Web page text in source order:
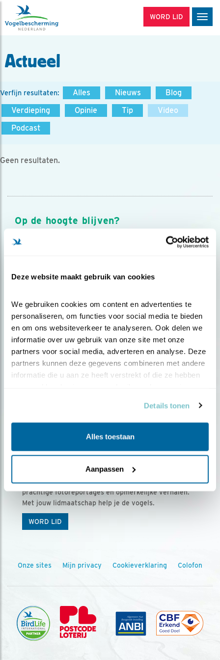
Deze website maakt gebruik van cookies
We gebruiken cookies om content en advertenties te
personaliseren, om functies voor social media te bieden
en om ons websiteverkeer te analyseren. Ook delen we
informatie over uw gebruik van onze site met onze
partners voor social media, adverteren en analyse. Deze
partners kunnen deze gegevens combineren met andere
informatie die u aan ze heeft verstrekt of die ze hebben
Details tonen
Alles toestaan
Aanpassen
WORD LID
Actueel
Verfijn resultaten: Alles Nieuws
Blog
Verdieping
Opinie Tip
Video
Podcast
Geen resultaten.
Op de hoogte blijven?
Meld je aan en ontvang nieuws, inspiratie, acties en tips
over vogels en activiteiten van Vogelbescherming.
Ontvang 5 x Vogels voor € 36,00 per jaar
Vogels is het tijdschrift voor onze leden, met
prachtige fotoreportages en opmerkelijke verhalen.
Met jouw lidmaatschap help je de vogels.
WORD LID
Onze sites Mijn privacy Cookieverklaring Colofon